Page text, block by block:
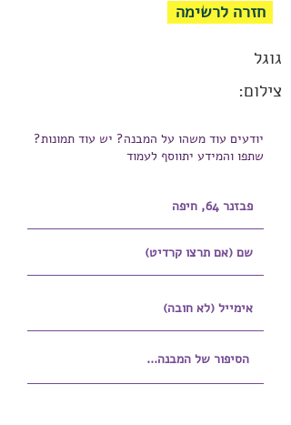
חזרה לרשימה
גוגל
צילום:
יודעים עוד משהו על המבנה? יש עוד תמונות?
שתפו והמידע יתווסף לעמוד